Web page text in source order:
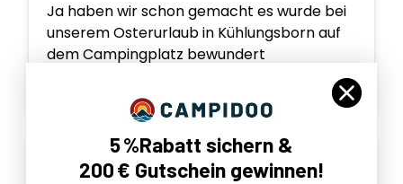
Ja haben wir schon gemacht es wurde bei
unserem Osterurlaub in Kühlungsborn auf
dem Campingplatz bewundert
5 %Rabatt sichern &
200 € Gutschein gewinnen!